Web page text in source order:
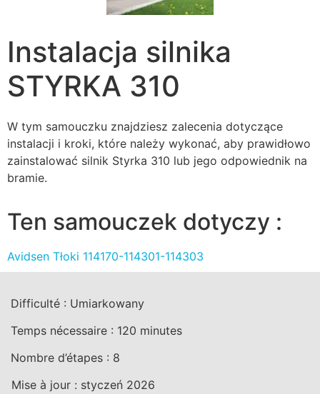
Instalacja silnika
STYRKA 310
W tym samouczku znajdziesz zalecenia dotyczące
instalacji i kroki, które należy wykonać, aby prawidłowo
zainstalować silnik Styrka 310 lub jego odpowiednik na
bramie.
Ten samouczek dotyczy :
Avidsen Tłoki 114170-114301-114303
Difficulté : Umiarkowany
Temps nécessaire : 120 minutes
Nombre d’étapes : 8
Mise à jour : styczeń 2026